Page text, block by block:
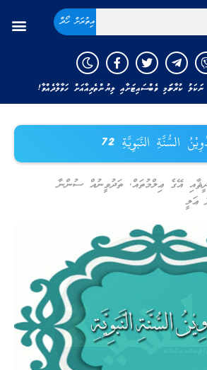
އިތުރަށް ހޯދާ
ނަކަލު ކުރާނަމަ މި ވެބްސައިޓަށާއި ލިޔުންތެރިއާއަށް ހަވާލާދެއްވާ!
السُّنَّةِ النَّبَوِيَّةِ 72
އޭގެ ޢިލްމުތައް, ތަދުވީނުއް ސުންނާ
ޢަލީ